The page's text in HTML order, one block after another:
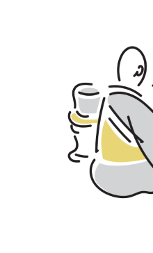
地域豆知識
「人」から探す